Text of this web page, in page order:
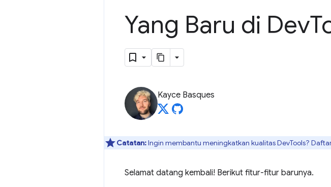
Yang Baru di Dev
Kayce Basques
Catatan:Ingin membantu meningkatkan kualitas DevTools?
Selamat datang kembali! Berikut fitur-fitur barunya.